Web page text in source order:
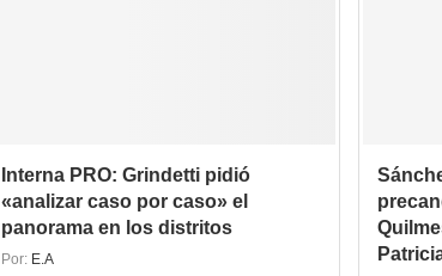
Interna PRO: Grindetti pidió
«analizar caso por caso» el
panorama en los distritos
Por: E.A